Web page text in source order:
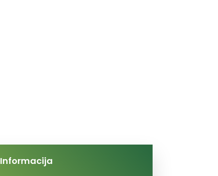
Informacija